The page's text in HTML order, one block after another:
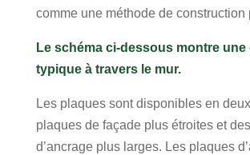
comme une méthode de construction
Le schéma ci-dessous montre une
typique à travers le mur.
Les plaques sont disponibles en
plaques de façade plus étroites et
d’ancrage plus larges. Les plaques